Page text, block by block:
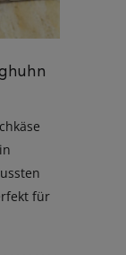
für